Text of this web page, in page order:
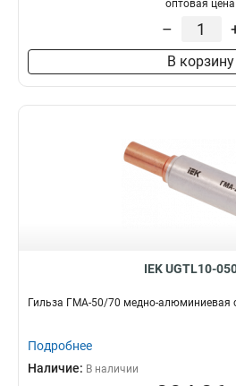
оптовая цена
–
В корзину
IEK UGTL10-
Гильза ГМА-50/70 медно-алюминиевая
Подробнее
Наличие: В наличии